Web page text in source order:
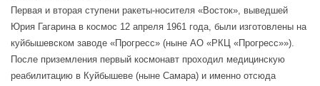
Первая и вторая ступени ракеты-носителя «Восток», выведшей
Юрия Гагарина в космос 12 апреля 1961 года, были изготовлены на
куйбышевском заводе «Прогресс» (ныне АО «РКЦ «Прогресс»»).
После приземления первый космонавт проходил медицинскую
реабилитацию в Куйбышеве (ныне Самара) и именно отсюда